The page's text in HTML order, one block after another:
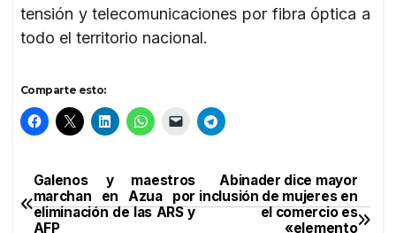
tensión y telecomunicaciones por fibra óptica a
todo el territorio nacional.
Comparte esto:
Navegación
Abinader dice mayor
inclusión de mujeres en
el comercio es
«elemento
Galenos y maestros
marchan en Azua por
eliminación de las ARS y
AFP